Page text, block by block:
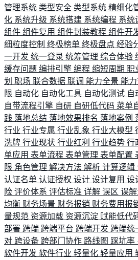
管理系统 类型安全 类型系统 精细化
化 系统升级 系统搭建 系统编程 系统
组件 组件复用 组件封装教程 组件开
细粒度控制 终极榜单 终极盘点 经验
一开发 统一登录 统筹管理 综合体验
缓存问题 编排引擎 编程 缩短周期 职
划 职场 联合数据 联调 能力全景 能
限 自动化 自动化工具 自动化测试 自
自带流程引擎 自研 自研低代码 菜单
践 落地总结 落地效果排名 落地案例
行业 行业专属 行业乱象 行业大模型
洗牌 行业现状 行业红利 行业趋势 行
单应用 表单流程 表单管理 表单配置
限 角色管理 解决方法 解析 计算逻辑
认证名单 认证授权 设计 设计复用 设
险 评价体系 评估标准 详解 误区 误
均衡 财务场景 财务报销 财务费用报
量规范 资源加载 资源沉淀 赋能低代
部署 跨端 跨端平台 跨端开发 跨端统
对 跨设备 跨部门协作 路线图 踩坑率
软件开发 软件行业 轻量化 轻量应用